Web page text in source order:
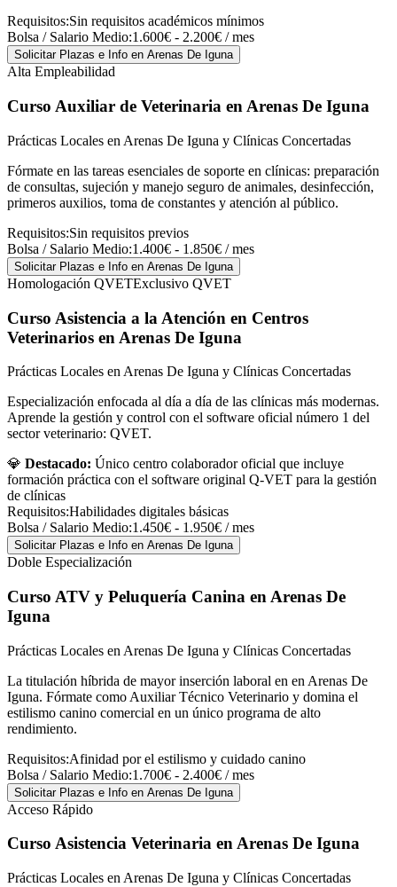
Requisitos:Sin requisitos académicos mínimos
Bolsa / Salario Medio:1.600€ - 2.200€ / mes
Solicitar Plazas e Info en Arenas De Iguna
Alta Empleabilidad
Curso Auxiliar de Veterinaria en Arenas De Iguna
Prácticas Locales en Arenas De Iguna y Clínicas Concertadas
Fórmate en las tareas esenciales de soporte en clínicas: preparación
de consultas, sujeción y manejo seguro de animales, desinfección,
primeros auxilios, toma de constantes y atención al público.
Requisitos:Sin requisitos previos
Bolsa / Salario Medio:1.400€ - 1.850€ / mes
Solicitar Plazas e Info en Arenas De Iguna
Homologación QVETExclusivo QVET
Curso Asistencia a la Atención en Centros
Veterinarios en Arenas De Iguna
Prácticas Locales en Arenas De Iguna y Clínicas Concertadas
Especialización enfocada al día a día de las clínicas más modernas.
Aprende la gestión y control con el software oficial número 1 del
sector veterinario: QVET.
💎 Destacado: Único centro colaborador oficial que incluye
formación práctica con el software original Q-VET para la gestión
de clínicas
Requisitos:Habilidades digitales básicas
Bolsa / Salario Medio:1.450€ - 1.950€ / mes
Solicitar Plazas e Info en Arenas De Iguna
Doble Especialización
Curso ATV y Peluquería Canina en Arenas De
Iguna
Prácticas Locales en Arenas De Iguna y Clínicas Concertadas
La titulación híbrida de mayor inserción laboral en en Arenas De
Iguna. Fórmate como Auxiliar Técnico Veterinario y domina el
estilismo canino comercial en un único programa de alto
rendimiento.
Requisitos:Afinidad por el estilismo y cuidado canino
Bolsa / Salario Medio:1.700€ - 2.400€ / mes
Solicitar Plazas e Info en Arenas De Iguna
Acceso Rápido
Curso Asistencia Veterinaria en Arenas De Iguna
Prácticas Locales en Arenas De Iguna y Clínicas Concertadas